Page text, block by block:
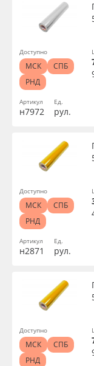
Артикул
н7972
Ед.
рул.
Доступно
МСК
СПБ
РНД
Артикул
н2871
Ед.
рул.
Доступно
МСК
СПБ
РНД
Доступно
МСК
СПБ
РНД